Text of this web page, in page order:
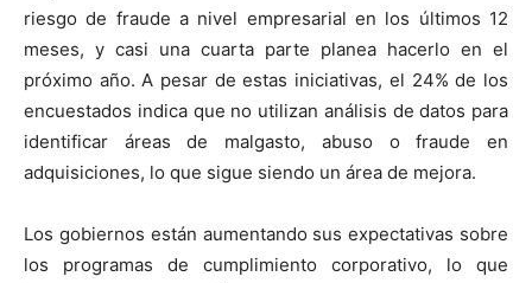
riesgo de fraude a nivel empresarial en los últimos 12
meses, y casi una cuarta parte planea hacerlo en el
próximo año. A pesar de estas iniciativas, el 24% de los
encuestados indica que no utilizan análisis de datos para
identificar áreas de malgasto, abuso o fraude en
adquisiciones, lo que sigue siendo un área de mejora.
Los gobiernos están aumentando sus expectativas sobre
los programas de cumplimiento corporativo, lo que